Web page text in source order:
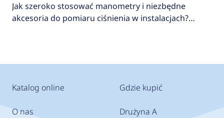
Jak szeroko stosować manometry i niezbędne
akcesoria do pomiaru ciśnienia w instalacjach?
Katalog online
O nas
Gdzie kupić
Drużyna A